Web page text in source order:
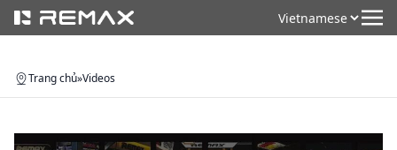
Trang chủ»Videos